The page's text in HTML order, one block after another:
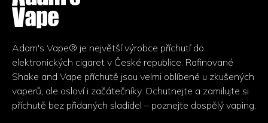
Adam's Vape® je největší výrobce příchutí do
elektronických cigaret v České republice. Rafinované
Shake and Vape příchutě jsou velmi oblíbené u zkušených
vaperů, ale osloví i začátečníky. Ochutnejte a zamilujte si
příchutě bez přidaných sladidel – poznejte dospělý vaping.